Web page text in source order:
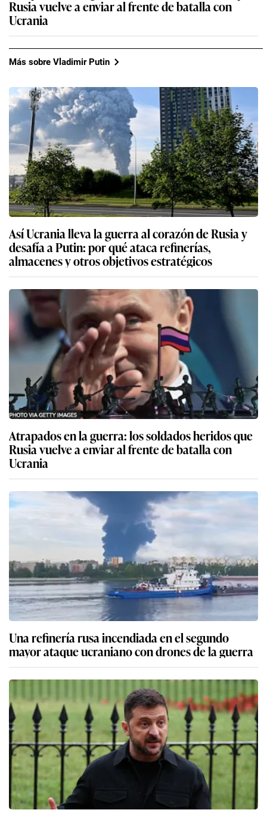
Rusia vuelve a enviar al frente de batalla con
Ucrania
Más sobre Vladimir Putin
Así Ucrania lleva la guerra al corazón de Rusia y
desafía a Putin: por qué ataca refinerías,
almacenes y otros objetivos estratégicos
Atrapados en la guerra: los soldados heridos que
Rusia vuelve a enviar al frente de batalla con
Ucrania
Una refinería rusa incendiada en el segundo
mayor ataque ucraniano con drones de la guerra